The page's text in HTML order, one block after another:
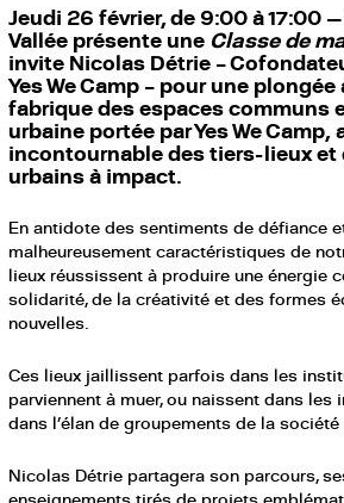
Jeudi 26 février, de 9:00 à 17:00
Vallée présente une Classe de
invite Nicolas Détrie –
Yes We Camp – pour une
fabrique des espaces communs
urbaine portée par Yes We Camp,
incontournable des tiers-lieux et
urbains à impact.
En antidote des sentiments de défiance
malheureusement caractéristiques de
lieux réussissent à produire une énergie
solidarité, de la créativité et des formes
nouvelles.
Ces lieux jaillissent parfois dans les
parviennent à muer, ou naissent dans les
dans l’élan de groupements de la société
Nicolas Détrie partagera son parcours,
enseignements tirés de projets